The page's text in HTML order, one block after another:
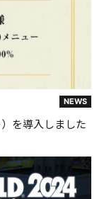
NEWS
を導入しました